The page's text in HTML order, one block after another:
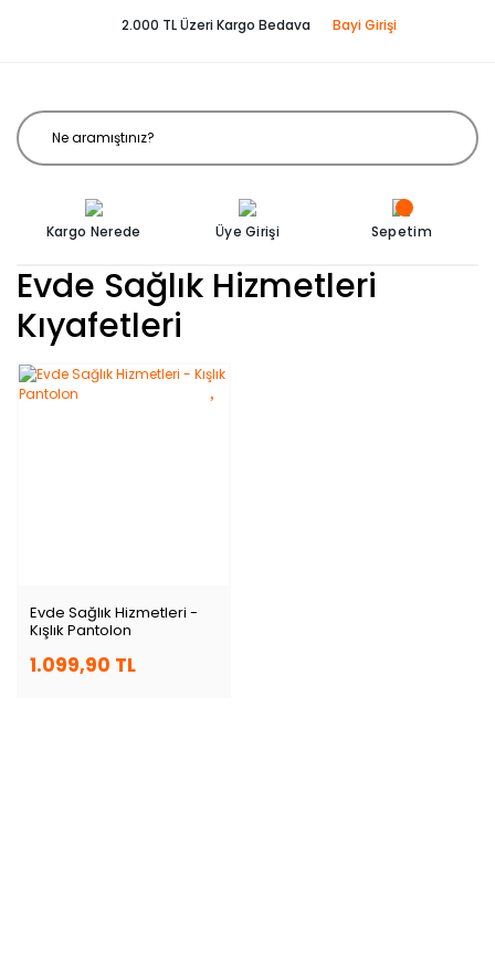
2.000 TL Üzeri Kargo Bedava Bayi Girişi
Kargo Nerede Üye Girişi Sepetim
Evde Sağlık Hizmetleri
Kıyafetleri
Evde Sağlık Hizmetleri -
Kışlık Pantolon
1.099,90 TL